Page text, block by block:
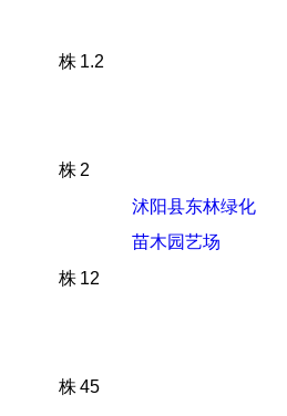
株 1.2
沭阳县东林绿化
苗木园艺场
株 2
株 12
株45